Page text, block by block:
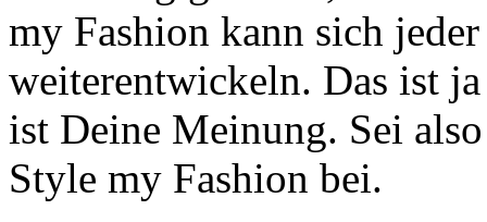
my Fashion kann sich
weiterentwickeln. Das ist
ist Deine Meinung. Sei
Style my Fashion bei.